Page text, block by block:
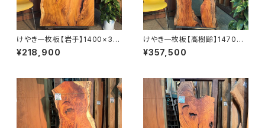
けやき一枚板【岩手】1400×30
0~780×45㎜【オイル塗装 仕
上げ済み】
¥218,900
けやき一枚板【高樹齢】1470×5
50~630×53㎜【オイル塗装 仕
上げ済み】
¥357,500